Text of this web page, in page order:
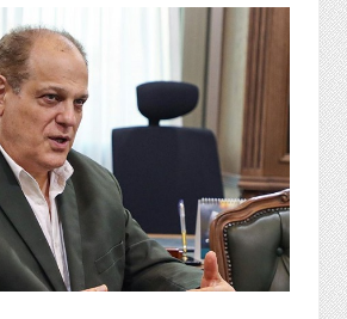
و
شهری
گاز
و
پتروشیمی
صنعت
و
خودرو